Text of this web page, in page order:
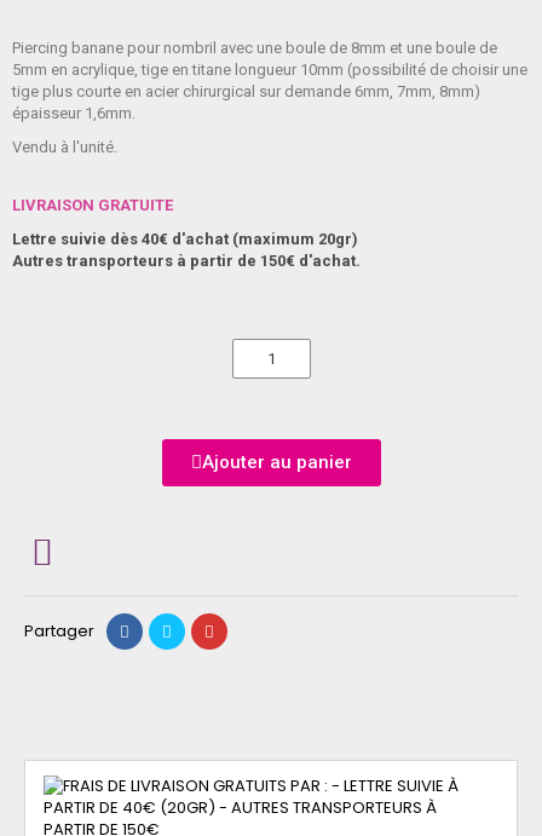
Piercing banane pour nombril avec une boule de 8mm et une boule de
5mm en acrylique, tige en titane longueur 10mm (possibilité de choisir une
tige plus courte en acier chirurgical sur demande 6mm, 7mm, 8mm)
épaisseur 1,6mm.
Vendu à l'unité.
LIVRAISON GRATUITE
Lettre suivie dès 40€ d'achat (maximum 20gr)
Autres transporteurs à partir de 150€ d'achat.
Ajouter au panier
Partager